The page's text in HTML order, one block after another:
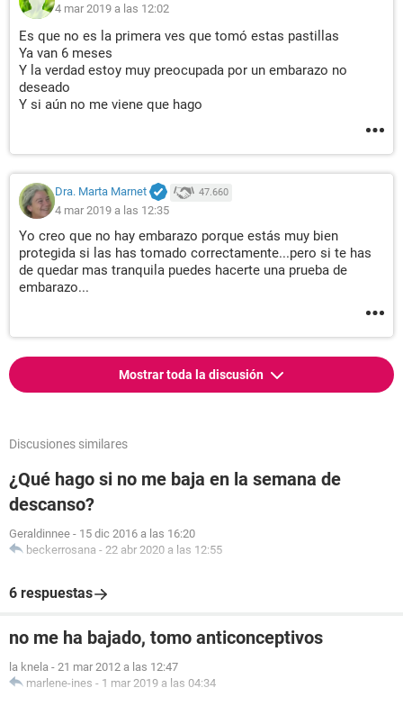
4 mar 2019 a las 12:02
Es que no es la primera ves que tomó estas pastillas
Ya van 6 meses
Y la verdad estoy muy preocupada por un embarazo no
deseado
Y si aún no me viene que hago
Dra. Marta Marnet 47.660
4 mar 2019 a las 12:35
Yo creo que no hay embarazo porque estás muy bien
protegida si las has tomado correctamente...pero si te has
de quedar mas tranquila puedes hacerte una prueba de
embarazo...
Mostrar toda la discusión
Discusiones similares
¿Qué hago si no me baja en la semana de
descanso?
Geraldinnee - 15 dic 2016 a las 16:20
beckerrosana - 22 abr 2020 a las 12:55
6 respuestas
no me ha bajado, tomo anticonceptivos
la knela - 21 mar 2012 a las 12:47
marlene-ines - 1 mar 2019 a las 04:34